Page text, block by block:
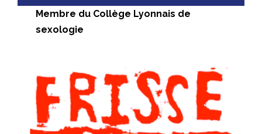
Membre du Collège Lyonnais de
sexologie